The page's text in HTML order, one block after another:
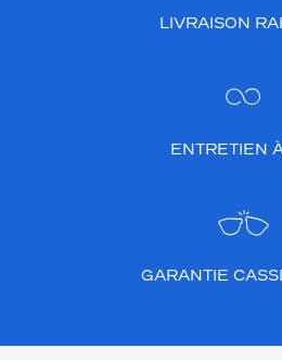
LIVRAISON
ENTRETIEN
GARANTIE